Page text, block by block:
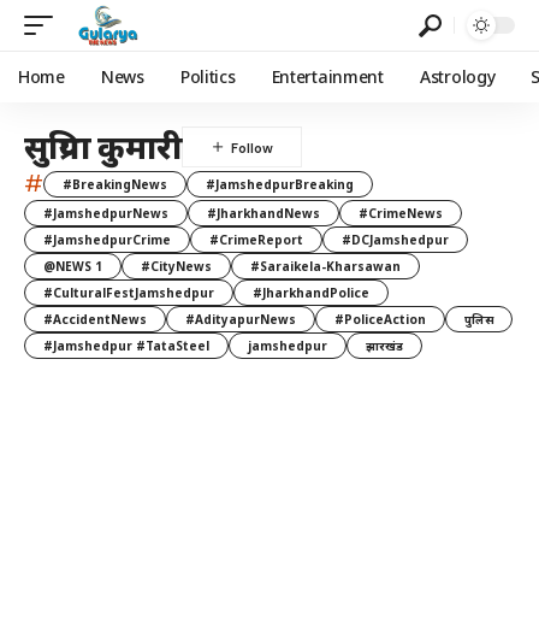
Home News Politics Entertainment Astrology
सुप्रिया कुमारी
# #BreakingNews
#JamshedpurBreaking
#JamshedpurNews
#JharkhandNews
#CrimeNews
#JamshedpurCrime
#CrimeReport
#DCJamshedpur
@NEWS 1
#CityNews
#Saraikela-Kharsawan
#CulturalFestJamshedpur
#JharkhandPolice
#AccidentNews
#AdityapurNews #PoliceAction
पुलिस
#Jamshedpur #TataSteel
jamshedpur झारखंड